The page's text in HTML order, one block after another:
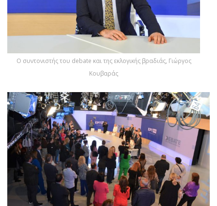
Ο συντονιστής του debate και της εκλογικής βραδιάς, Γιώργος
Κουβαράς